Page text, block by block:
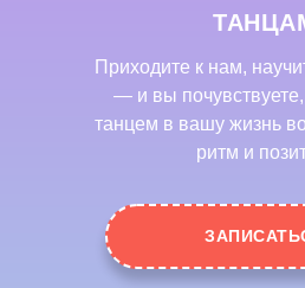
Приходите к нам,
— и вы почувствуете,
танцем в вашу жизнь
ритм и